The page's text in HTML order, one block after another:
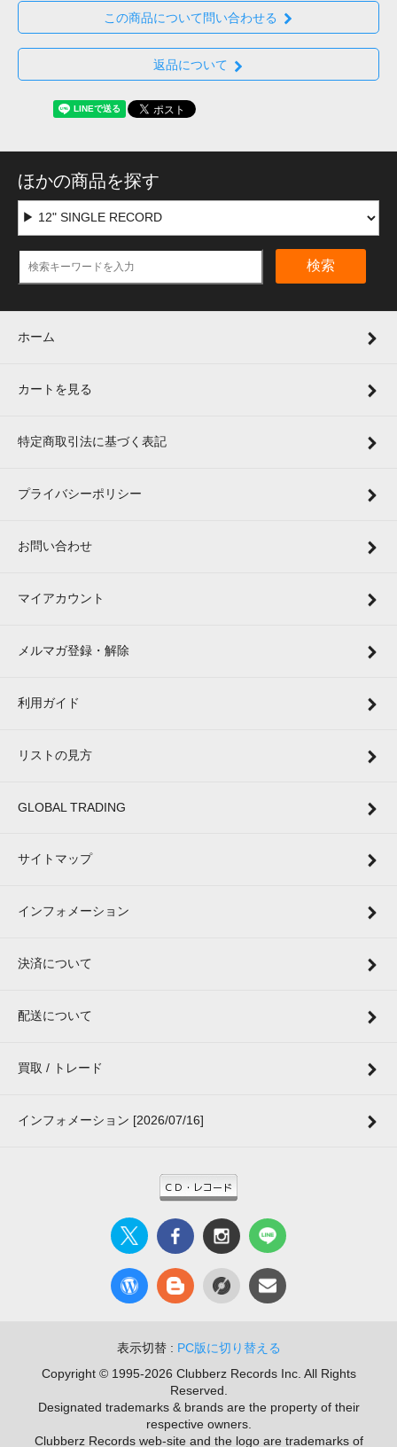
この商品について問い合わせる
返品について
ほかの商品を探す
検索
ホーム
カートを見る
特定商取引法に基づく表記
プライバシーポリシー
お問い合わせ
マイアカウント
メルマガ登録・解除
利用ガイド
リストの見方
GLOBAL TRADING
サイトマップ
インフォメーション
決済について
配送について
買取 / トレード
インフォメーション [2026/07/16]
表示切替 : PC版に切り替える
Copyright © 1995-2026 Clubberz Records Inc. All Rights
Reserved.
Designated trademarks & brands are the property of their
respective owners.
Clubberz Records web-site and the logo are trademarks of